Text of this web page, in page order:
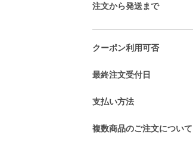
注文から発送まで
クーポン利用可否
最終注文受付日
支払い方法
複数商品のご注文について